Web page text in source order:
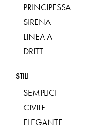
PRINCIPESSA
SIRENA
LINEA A
DRITTI
STILI
SEMPLICI
CIVILE
ELEGANTE